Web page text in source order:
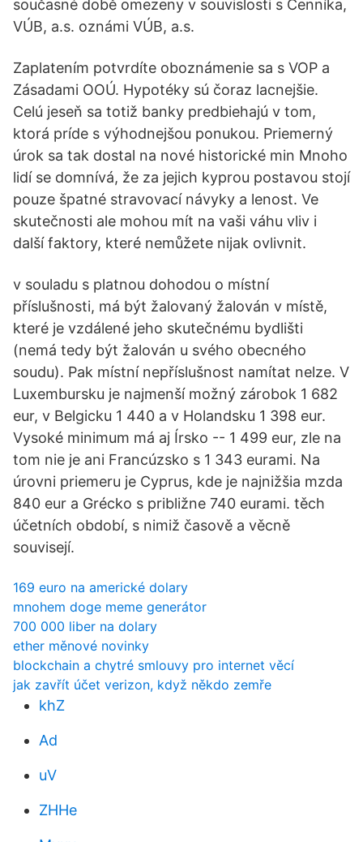
současné době omezeny v souvislosti s Cenníka,
VÚB, a.s. oznámi VÚB, a.s.
Zaplatením potvrdíte oboznámenie sa s VOP a
Zásadami OOÚ. Hypotéky sú čoraz lacnejšie.
Celú jeseň sa totiž banky predbiehajú v tom,
ktorá príde s výhodnejšou ponukou. Priemerný
úrok sa tak dostal na nové historické min Mnoho
lidí se domnívá, že za jejich kyprou postavou stojí
pouze špatné stravovací návyky a lenost. Ve
skutečnosti ale mohou mít na vaši váhu vliv i
další faktory, které nemůžete nijak ovlivnit.
v souladu s platnou dohodou o místní
příslušnosti, má být žalovaný žalován v místě,
které je vzdálené jeho skutečnému bydlišti
(nemá tedy být žalován u svého obecného
soudu). Pak místní nepříslušnost namítat nelze. V
Luxembursku je najmenší možný zárobok 1 682
eur, v Belgicku 1 440 a v Holandsku 1 398 eur.
Vysoké minimum má aj Írsko -- 1 499 eur, zle na
tom nie je ani Francúzsko s 1 343 eurami. Na
úrovni priemeru je Cyprus, kde je najnižšia mzda
840 eur a Grécko s približne 740 eurami. těch
účetních období, s nimiž časově a věcně
souvisejí.
169 euro na americké dolary
mnohem doge meme generátor
700 000 liber na dolary
ether měnové novinky
blockchain a chytré smlouvy pro internet věcí
jak zavřít účet verizon, když někdo zemře
khZ
Ad
uV
ZHHe